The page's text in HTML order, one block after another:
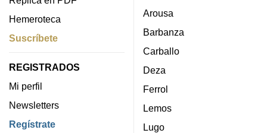
Hemeroteca
Suscríbete
REGISTRADOS
Mi perfil
Newsletters
Regístrate
Arousa
Barbanza
Carballo
Deza
Ferrol
Lemos
Lugo